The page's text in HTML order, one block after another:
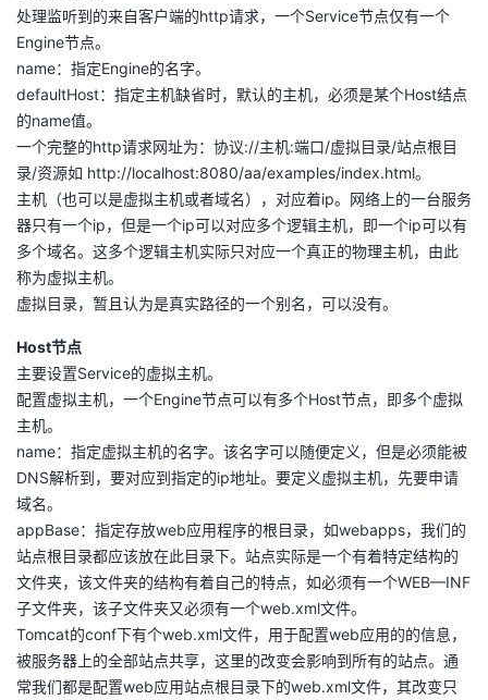
处理监听到的来自客户端的http请求，一个Service节点仅有一个
Engine节点。
name：指定Engine的名字。
defaultHost：指定主机缺省时，默认的主机，必须是某个Host结点
的name值。
一个完整的http请求网址为：协议://主机:端口/虚拟目录/站点根目
录/资源如 http://localhost:8080/aa/examples/index.html。
主机（也可以是虚拟主机或者域名），对应着ip。网络上的一台服务
器只有一个ip，但是一个ip可以对应多个逻辑主机，即一个ip可以有
多个域名。这多个逻辑主机实际只对应一个真正的物理主机，由此
称为虚拟主机。
虚拟目录，暂且认为是真实路径的一个别名，可以没有。
Host节点
主要设置Service的虚拟主机。
配置虚拟主机，一个Engine节点可以有多个Host节点，即多个虚拟
主机。
name：指定虚拟主机的名字。该名字可以随便定义，但是必须能被
DNS解析到，要对应到指定的ip地址。要定义虚拟主机，先要申请
域名。
appBase：指定存放web应用程序的根目录，如webapps，我们的
站点根目录都应该放在此目录下。站点实际是一个有着特定结构的
文件夹，该文件夹的结构有着自己的特点，如必须有一个WEB—INF
子文件夹，该子文件夹又必须有一个web.xml文件。
Tomcat的conf下有个web.xml文件，用于配置web应用的的信息，
被服务器上的全部站点共享，这里的改变会影响到所有的站点。通
常我们都是配置web应用站点根目录下的web.xml文件，其改变只